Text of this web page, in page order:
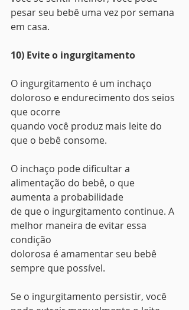
pesar seu bebê uma vez por semana
em casa.
10) Evite o ingurgitamento
O ingurgitamento é um inchaço
doloroso e endurecimento dos seios
que ocorre
quando você produz mais leite do
que o bebê consome.
O inchaço pode dificultar a
alimentação do bebê, o que
aumenta a probabilidade
de que o ingurgitamento continue. A
melhor maneira de evitar essa
condição
dolorosa é amamentar seu bebê
sempre que possível.
Se o ingurgitamento persistir, você